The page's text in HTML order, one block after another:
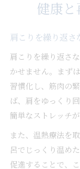
健康
肩こりを繰り返さ
肩こりを繰り返さ
かせません。まず
習慣化し、筋肉の
ば、肩をゆっくり
簡単なストレッチが
また、温熱療法を
呂でじっくり温め
促進することで、